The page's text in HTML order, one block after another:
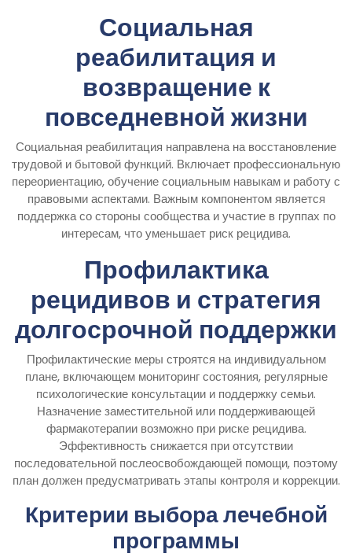
Социальная
реабилитация и
возвращение к
повседневной жизни
Социальная реабилитация направлена на восстановление
трудовой и бытовой функций. Включает профессиональную
переориентацию, обучение социальным навыкам и работу с
правовыми аспектами. Важным компонентом является
поддержка со стороны сообщества и участие в группах по
интересам, что уменьшает риск рецидива.
Профилактика
рецидивов и стратегия
долгосрочной поддержки
Профилактические меры строятся на индивидуальном
плане, включающем мониторинг состояния, регулярные
психологические консультации и поддержку семьи.
Назначение заместительной или поддерживающей
фармакотерапии возможно при риске рецидива.
Эффективность снижается при отсутствии
последовательной послеосвобождающей помощи, поэтому
план должен предусматривать этапы контроля и коррекции.
Критерии выбора лечебной
программы